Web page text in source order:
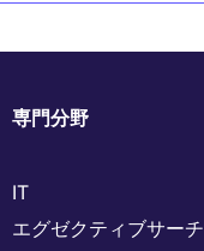
専門分野
IT
エグゼクティブサーチ